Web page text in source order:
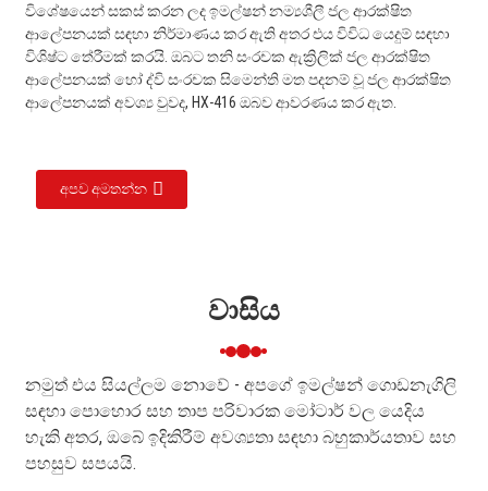
විශේෂයෙන් සකස් කරන ලද ඉමල්ෂන් නම්‍යශීලී ජල ආරක්ෂිත
ආලේපනයක් සඳහා නිර්මාණය කර ඇති අතර එය විවිධ යෙදුම් සඳහා
විශිෂ්ට තේරීමක් කරයි. ඔබට තනි සංරචක ඇක්‍රිලික් ජල ආරක්ෂිත
ආලේපනයක් හෝ ද්වි සංරචක සිමෙන්ති මත පදනම් වූ ජල ආරක්ෂිත
ආලේපනයක් අවශ්‍ය වුවද, HX-416 ඔබව ආවරණය කර ඇත.
අපව අමතන්න
වාසිය
නමුත් එය සියල්ලම නොවේ - අපගේ ඉමල්ෂන් ගොඩනැගිලි
සඳහා පොහොර සහ තාප පරිවාරක මෝටාර් වල යෙදිය
හැකි අතර, ඔබේ ඉදිකිරීම් අවශ්‍යතා සඳහා බහුකාර්යතාව සහ
පහසුව සපයයි.